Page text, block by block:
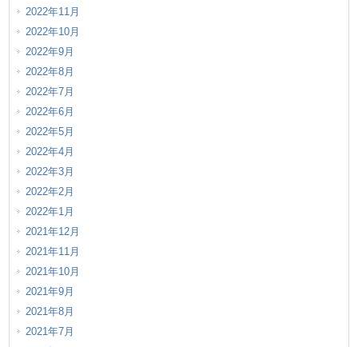
2022年11月
2022年10月
2022年9月
2022年8月
2022年7月
2022年6月
2022年5月
2022年4月
2022年3月
2022年2月
2022年1月
2021年12月
2021年11月
2021年10月
2021年9月
2021年8月
2021年7月